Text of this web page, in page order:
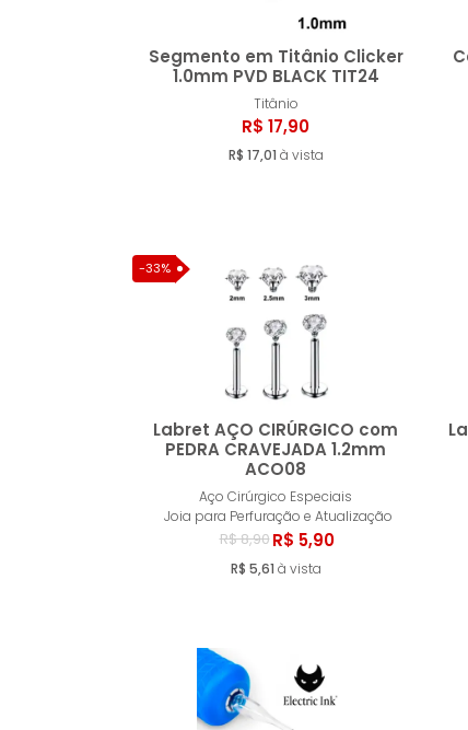
Segmento em Titânio Clicker
1.0mm PVD BLACK TIT24
Titânio
R$ 17,90
R$ 17,01 à vista
Comprar
-33%
Labret AÇO CIRÚRGICO com
PEDRA CRAVEJADA 1.2mm
ACO08
Aço Cirúrgico Especiais
Joia para Perfuração e Atualização
R$ 8,90R$ 5,90
R$ 5,61 à vista
Comprar